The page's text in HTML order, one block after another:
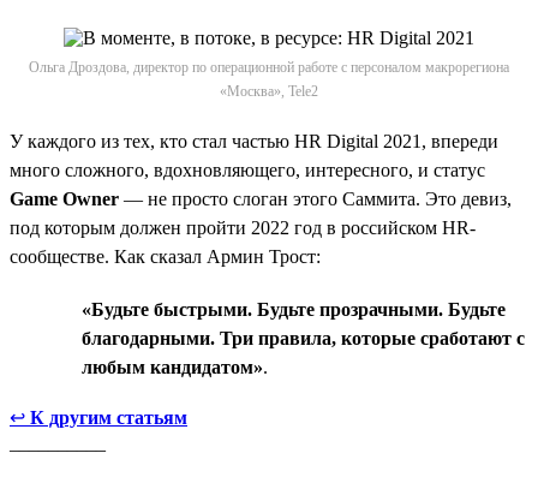
Ольга Дроздова, директор по операционной работе с персоналом макрорегиона
«Москва», Tele2
У каждого из тех, кто стал частью HR Digital 2021, впереди
много сложного, вдохновляющего, интересного, и статус
Game Owner — не просто слоган этого Саммита. Это девиз,
под которым должен пройти 2022 год в российском HR-
сообществе. Как сказал Армин Трост:
«Будьте быстрыми. Будьте прозрачными. Будьте
благодарными. Три правила, которые сработают с
любым кандидатом».
↩ К другим статьям